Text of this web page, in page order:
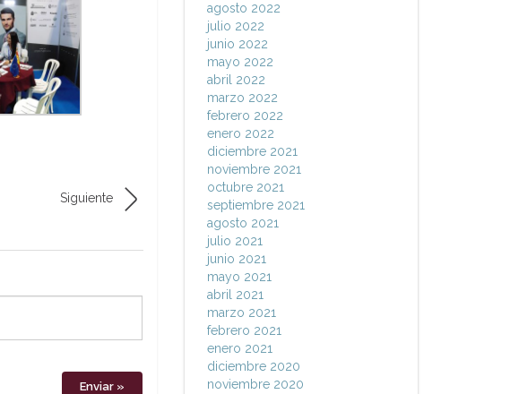
Siguiente
agosto 2022
julio 2022
junio 2022
mayo 2022
abril 2022
marzo 2022
febrero 2022
enero 2022
diciembre 2021
noviembre 2021
octubre 2021
septiembre 2021
agosto 2021
julio 2021
junio 2021
mayo 2021
abril 2021
marzo 2021
febrero 2021
enero 2021
diciembre 2020
noviembre 2020